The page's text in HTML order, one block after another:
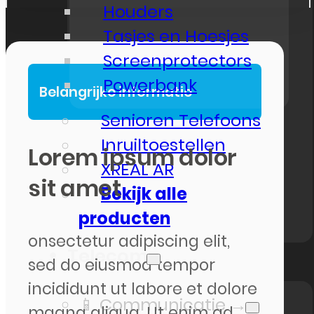
Houders
Tasjes en Hoesjes
Screenprotectors
Powerbank
Senioren Telefoons
Inruiltoestellen
XREAL AR
Bekijk alle
producten
Telecom
📱 Communicatie →
Belangrijke informatie
Lorem ipsum dolor
sit amet
onsectetur adipiscing elit,
sed do eiusmod tempor
incididunt ut labore et dolore